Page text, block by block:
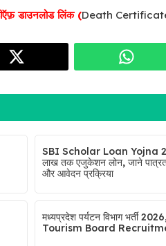
डाउनलोड लिंक (Death
SBI Scholar Loan Yojna
लाख तक एजुकेशन लोन, जाने
और आवेदन प्रक्रिया
मध्यप्रदेश पर्यटन विभाग भर्ती
Tourism Board